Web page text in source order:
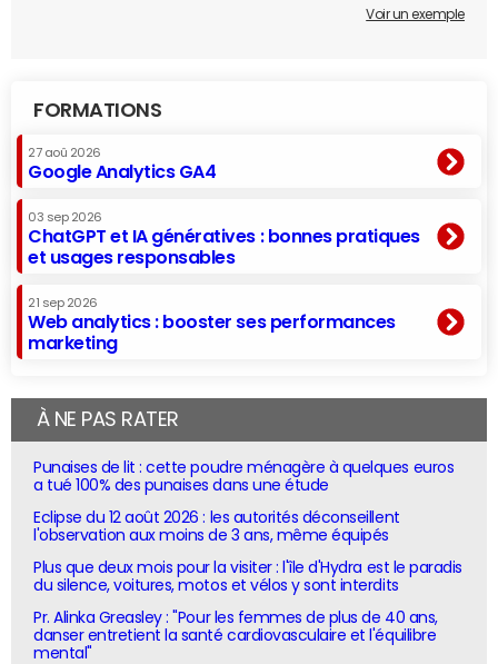
Voir un exemple
FORMATIONS
27 aoû 2026
Google Analytics GA4
03 sep 2026
ChatGPT et IA génératives : bonnes pratiques
et usages responsables
21 sep 2026
Web analytics : booster ses performances
marketing
À NE PAS RATER
Punaises de lit : cette poudre ménagère à quelques euros
a tué 100% des punaises dans une étude
Eclipse du 12 août 2026 : les autorités déconseillent
l'observation aux moins de 3 ans, même équipés
Plus que deux mois pour la visiter : l'île d'Hydra est le paradis
du silence, voitures, motos et vélos y sont interdits
Pr. Alinka Greasley : "Pour les femmes de plus de 40 ans,
danser entretient la santé cardiovasculaire et l'équilibre
mental"